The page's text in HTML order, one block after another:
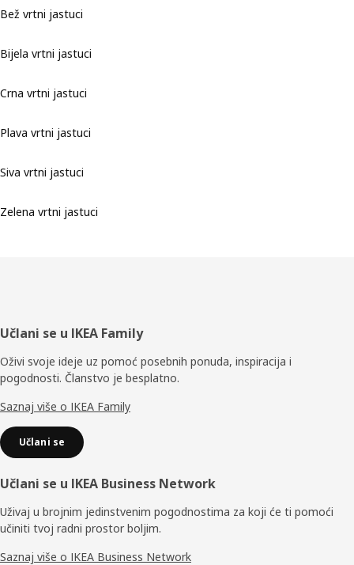
Bež vrtni jastuci
Bijela vrtni jastuci
Crna vrtni jastuci
Plava vrtni jastuci
Siva vrtni jastuci
Zelena vrtni jastuci
Podnožje
Učlani se u IKEA Family
Oživi svoje ideje uz pomoć posebnih ponuda, inspiracija i
pogodnosti. Članstvo je besplatno.
Saznaj više o IKEA Family
Učlani se
Učlani se u IKEA Business Network
Uživaj u brojnim jedinstvenim pogodnostima za koji će ti pomoći
učiniti tvoj radni prostor boljim.
Saznaj više o IKEA Business Network